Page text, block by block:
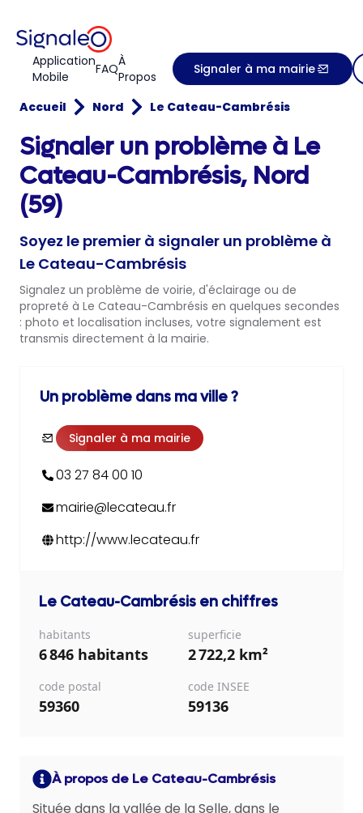
Application
Mobile
FAQÀ
Propos
Signaler à ma mairie
Accueil Nord Le Cateau-Cambrésis
Signaler un problème à Le
Cateau-Cambrésis, Nord
(59)
Soyez le premier à signaler un problème à
Le Cateau-Cambrésis
Signalez un problème de voirie, d'éclairage ou de
propreté à Le Cateau-Cambrésis en quelques secondes
: photo et localisation incluses, votre signalement est
transmis directement à la mairie.
Un problème dans ma ville ?
Signaler à ma mairie
03 27 84 00 10
mairie@lecateau.fr
http://www.lecateau.fr
Le Cateau-Cambrésis en chiffres
habitants
6 846 habitants
superficie
2 722,2 km²
code postal
59360
code INSEE
59136
À propos de Le Cateau-Cambrésis
Située dans la vallée de la Selle, dans le